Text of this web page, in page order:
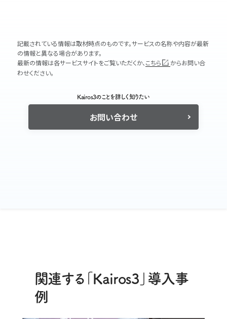
記載されている情報は取材時点のものです。サービスの名称や内容が最新
の情報と異なる場合があります。
最新の情報は各サービスサイトをご覧いただくか、 こちら
からお問い合
わせください。
Kairos3のことを詳しく知りたい
お問い合わせ
関連する「Kairos3」導入事
例